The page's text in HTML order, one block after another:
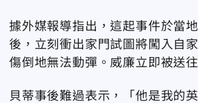
據外媒報導指出，這起事件於當
後，立刻衝出家門試圖將闖入自
傷倒地無法動彈。威廉立即被送
貝蒂事後難過表示，「他是我的